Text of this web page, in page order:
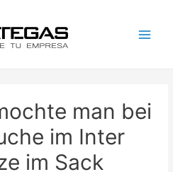
man bei
im Inter
im Sack